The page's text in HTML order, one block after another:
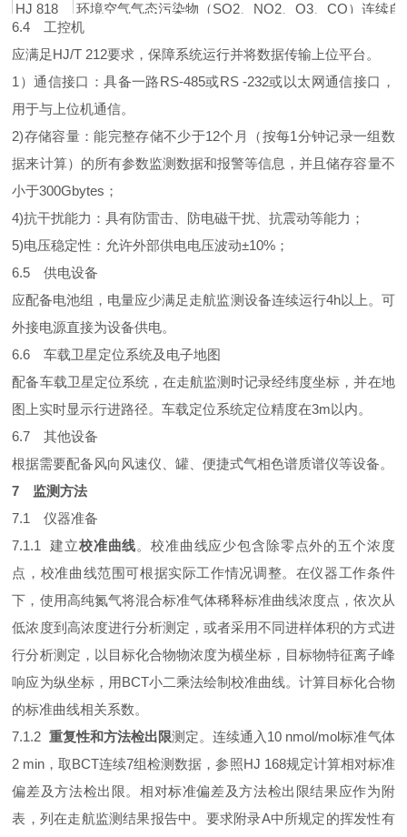
HJ 818 环境空气气态污染物（SO2、NO2、O3、CO）连续
6.4 工控机
应满足HJ/T 212要求，保障系统运行并将数据传输上位平台。
1）通信接口：具备一路RS-485或RS -232或以太网通信接口，
用于与上位机通信。
2)存储容量：能完整存储不少于12个月（按每1分钟记录一组数
据来计算）的所有参数监测数据和报警等信息，并且储存容量不
小于300Gbytes；
4)抗干扰能力：具有防雷击、防电磁干扰、抗震动等能力；
5)电压稳定性：允许外部供电电压波动±10%；
6.5 供电设备
应配备电池组，电量应少满足走航监测设备连续运行4h以上。可
外接电源直接为设备供电。
6.6 车载卫星定位系统及电子地图
配备车载卫星定位系统，在走航监测时记录经纬度坐标，并在地
图上实时显示行进路径。车载定位系统定位精度在3m以内。
6.7 其他设备
根据需要配备风向风速仪、罐、便捷式气相色谱质谱仪等设备。
7 监测方法
7.1 仪器准备
7.1.1 建立校准曲线。校准曲线应少包含除零点外的五个浓度
点，校准曲线范围可根据实际工作情况调整。在仪器工作条件
下，使用高纯氮气将混合标准气体稀释标准曲线浓度点，依次从
低浓度到高浓度进行分析测定，或者采用不同进样体积的方式进
行分析测定，以目标化合物物浓度为横坐标，目标物特征离子峰
响应为纵坐标，用BCT小二乘法绘制校准曲线。计算目标化合物
的标准曲线相关系数。
7.1.2 重复性和方法检出限测定。连续通入10 nmol/mol标准气体
2 min，取BCT连续7组检测数据，参照HJ 168规定计算相对标准
偏差及方法检出限。相对标准偏差及方法检出限结果应作为附
表，列在走航监测结果报告中。要求附录A中所规定的挥发性有